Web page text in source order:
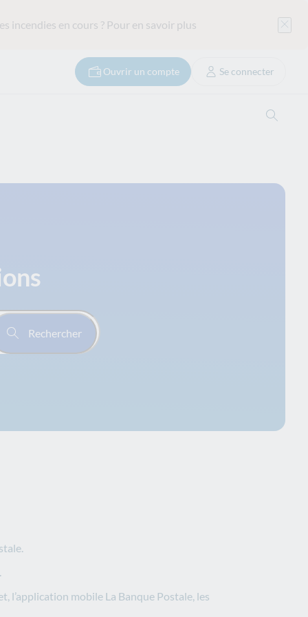
incendies en cours ? Pour en savoir plus
Ouvrir un compte Se connecter
Rechercher
l’application mobile La Banque Postale, les